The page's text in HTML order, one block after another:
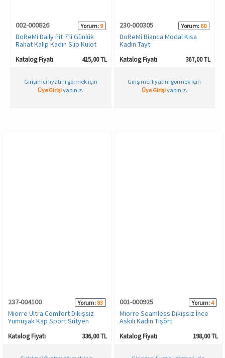
002-000826 Yorum: 9
DoReMi Daily Fit 7’li Günlük
Rahat Kalıp Kadın Slip Külot
Katalog Fiyatı 415,00 TL
Girişimci fiyatını görmek için
Üye Girişiyapınız.
230-000305 Yorum: 60
DoReMi Bianca Modal Kısa
Kadın Tayt
Katalog Fiyatı 367,00 TL
Girişimci fiyatını görmek için
Üye Girişiyapınız.
237-004100 Yorum: 83
Miorre Ultra Comfort Dikişsiz
Yumuşak Kap Sport Sütyen
Katalog Fiyatı 336,00 TL
001-000925 Yorum:4
Miorre Seamless Dikişsiz İnce
Askılı Kadın Tişört
Katalog Fiyatı 198,00 TL